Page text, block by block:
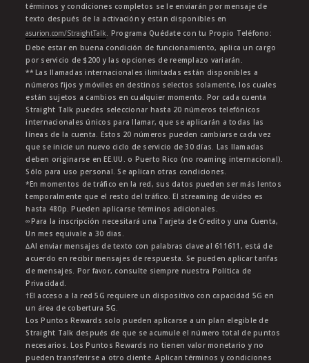
términos y condiciones completos se le enviarán por mensaje de
texto después de la activación y están disponibles en
asurion.com/StraightTalk . Programa Quédate con tu Propio Teléfono:
Debe estar en buena condición de funcionamiento, aplica un cargo
por servicio de $200 y las opciones de reemplazo variarán.
** Las llamadas internacionales ilimitadas están disponibles a
números fijos y móviles en destinos selectos solamente, los cuales
están sujetos a cambios en cualquier momento. Por cada cuenta
Straight Talk puedes seleccionar hasta 20 números telefónicos
internacionales únicos para llamar, que se aplicarán a todas las
líneas de la cuenta. Estos 20 números pueden cambiarse cada vez
que se inicie un nuevo ciclo de servicio de 30 días. Las llamadas
deben originarse en EE.UU. o Puerto Rico (no roaming internacional).
Sólo para uso personal. Se aplican otras condiciones.
*En momentos de tráfico en la red, sus datos pueden ser más lentos
temporalmente que el resto del tráfico. El streaming de video es
hasta 480p. Pueden aplicarse términos adicionales.
∞Para la inscripción necesitará una Tarjeta de Credito y una Cuenta,
Un mes equivale a 30 dias.
∆Al enviar mensajes de texto con palabras clave al 611611, está de
acuerdo en recibir mensajes de respuesta. Se pueden aplicar tarifas
de mensajes. Por favor, consulte siempre nuestra Política de
Privacidad.
†El acceso a la red 5G requiere un dispositivo con capacidad 5G en
un área de cobertura 5G.
Los Puntos Rewards solo pueden aplicarse a un plan elegible de
Straight Talk después de que se acumule el número total de puntos
necesarios. Los Puntos Rewards no tienen valor monetario y no
pueden transferirse a otro cliente. Aplican términos y condiciones